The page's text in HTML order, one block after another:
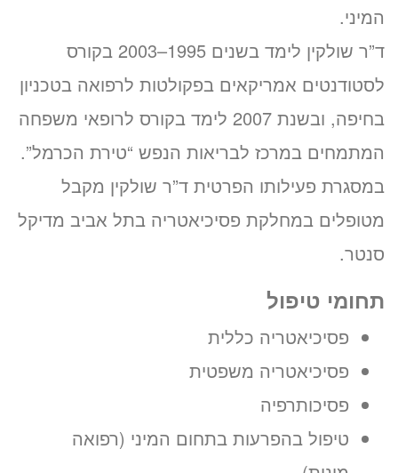
המיני.
ד”ר שולקין לימד בשנים 1995–2003 בקורס
לסטודנטים אמריקאים בפקולטות לרפואה בטכניון
בחיפה, ובשנת 2007 לימד בקורס לרופאי משפחה
המתמחים במרכז לבריאות הנפש “טירת הכרמל”.
במסגרת פעילותו הפרטית ד”ר שולקין מקבל
מטופלים במחלקת פסיכיאטריה בתל אביב מדיקל
סנטר.
תחומי טיפול
פסיכיאטריה כללית
פסיכיאטריה משפטית
פסיכותרפיה
טיפול בהפרעות בתחום המיני (רפואה